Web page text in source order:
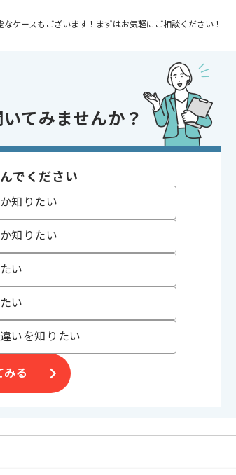
ケースもございます！まずはお気軽にご相談ください！
いです。
てみませんか？
でください
知りたい
知りたい
い
い
いを知りたい
みる